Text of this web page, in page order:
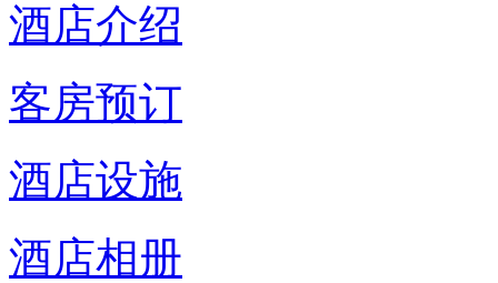
酒店介绍
客房预订
酒店设施
酒店相册